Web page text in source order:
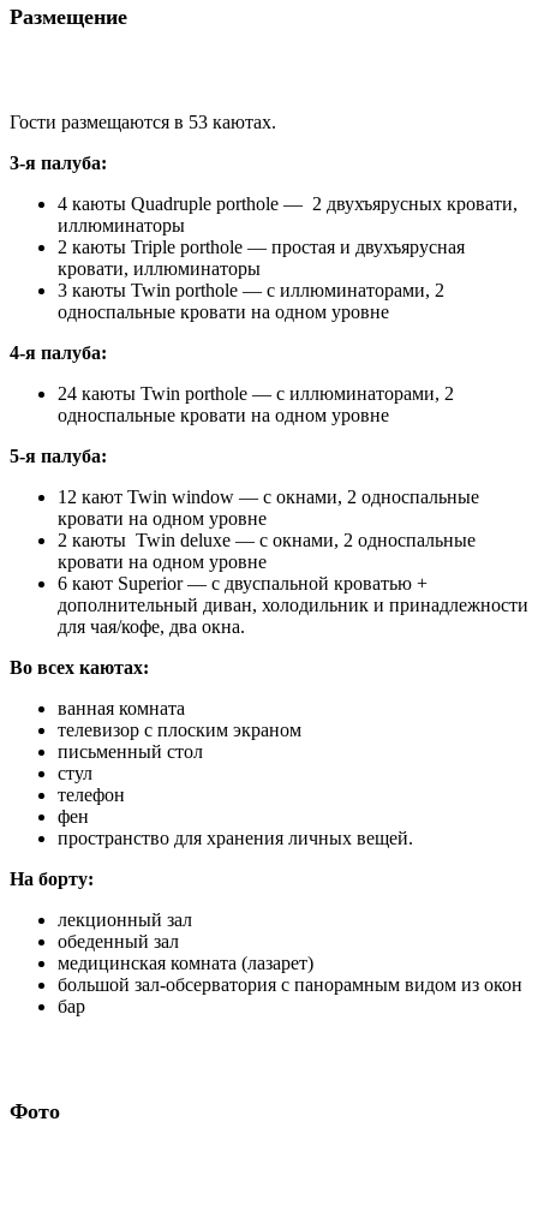
Размещение
Гости размещаются в 53 каютах.
3-я палуба:
4 каюты Quadruple porthole — 2 двухъярусных кровати,
иллюминаторы
2 каюты Triple porthole — простая и двухъярусная
кровати, иллюминаторы
3 каюты Twin porthole — с иллюминаторами, 2
односпальные кровати на одном уровне
4-я палуба:
24 каюты Twin porthole — с иллюминаторами, 2
односпальные кровати на одном уровне
5-я палуба:
12 кают Twin window — с окнами, 2 односпальные
кровати на одном уровне
2 каюты Twin deluxe — с окнами, 2 односпальные
кровати на одном уровне
6 кают Superior — с двуспальной кроватью +
дополнительный диван, холодильник и принадлежности
для чая/кофе, два окна.
Во всех каютах:
ванная комната
телевизор с плоским экраном
письменный стол
стул
телефон
фен
пространство для хранения личных вещей.
На борту:
лекционный зал
обеденный зал
медицинская комната (лазарет)
большой зал-обсерватория с панорамным видом из окон
бар
Фото